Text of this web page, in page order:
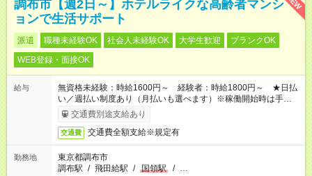
調布市【週2日～】ホテルライクな高齢者マンシ
ョンで生活サポート
派遣 職種未経験OK 社会人未経験OK 大学生歓迎
ブランクOK
WEB登録・面接OK
給与
無資格未経験：時給1600円～ 経験者：時給1800円～ ★日払
い／週払い制度あり（月払いも選べます）※稼働開始時は手続き
完了次第のお支払いとなります。
交通費別途支給あり
交通費 交通費全額支給※規定有
勤務地
東京都調布市
調布駅 / 飛田給駅 / 国領駅 / …